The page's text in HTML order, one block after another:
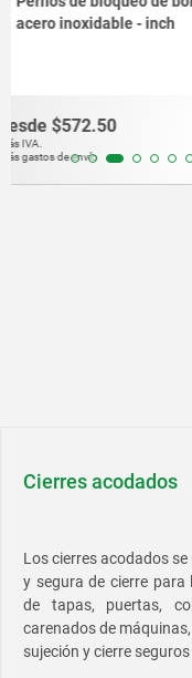
y collar de metal -
desde$552.64
más IVA.
más gastos de envío
Cierres acodados
Los cierres acodados
y segura de cierre
de tapas, puertas,
carenados de
sujeción y cierre